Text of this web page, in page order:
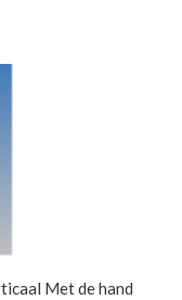
Met de hand